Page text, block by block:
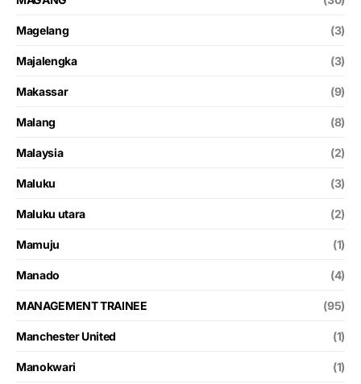
Magelang (3)
Majalengka (3)
Makassar (9)
Malang (8)
Malaysia (2)
Maluku (3)
Maluku utara (2)
Mamuju (1)
Manado (4)
MANAGEMENT TRAINEE (95)
Manchester United (1)
Manokwari (1)